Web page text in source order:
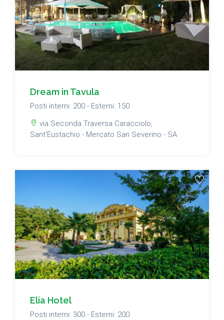
Dream in Tavula
Posti interni: 200 - Esterni: 150
via Seconda Traversa Caracciolo,
Sant'Eustachio - Mercato San Severino - SA
Elia Hotel
Posti interni: 300 - Esterni: 200